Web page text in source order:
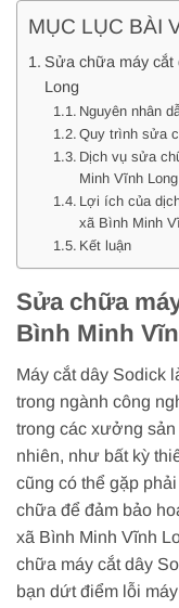
MỤC LỤC BÀI
Sửa chữa máy cắt
Long
Nguyên nhân
Quy trình sửa
Dịch vụ sửa
Minh Vĩnh Long
Lợi ích của
xã Bình Minh
Kết luận
Sửa chữa
Bình Minh
Máy cắt dây Sodick
trong ngành công
trong các xưởng
nhiên, như bất kỳ
cũng có thể gặp
chữa để đảm bảo
xã Bình Minh Vĩnh
chữa máy cắt dây
bạn dứt điểm lỗi